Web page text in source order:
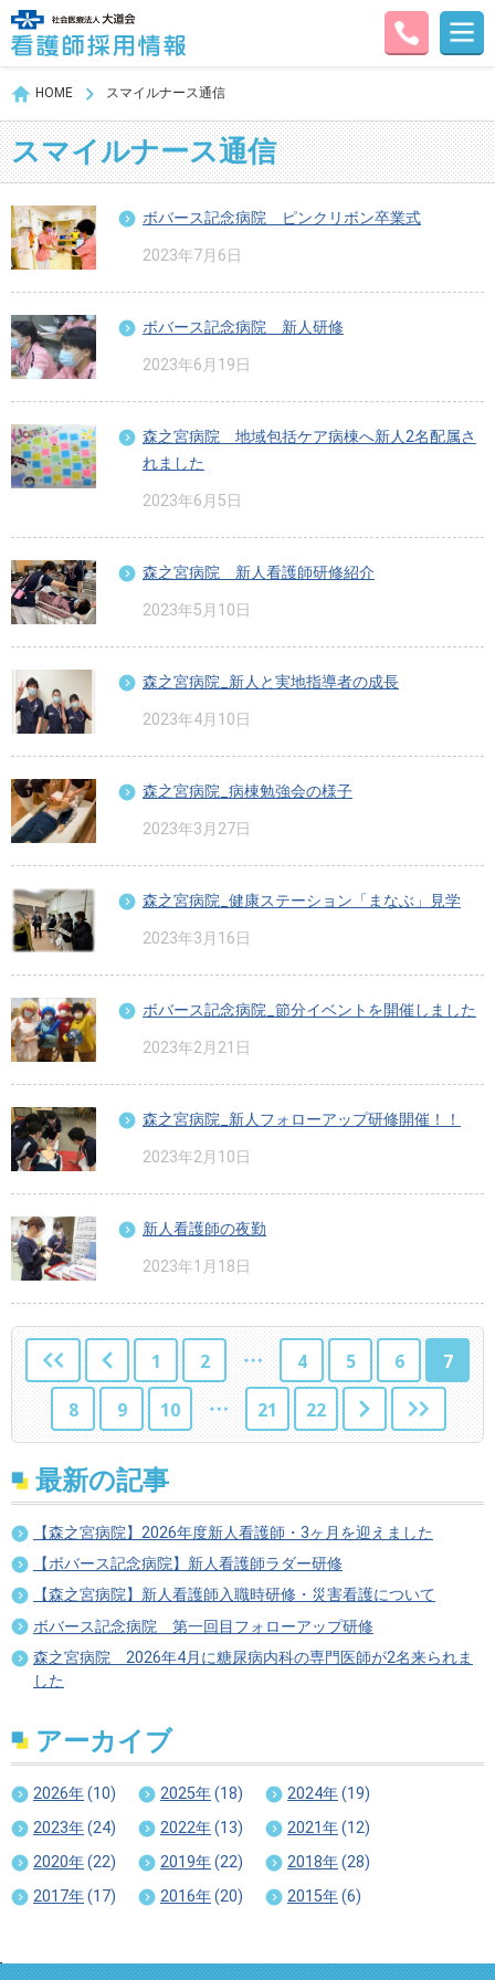
HOME スマイルナース通信
スマイルナース通信
ボバース記念病院 ピンクリボン卒業式
2023年7月6日
ボバース記念病院 新人研修
2023年6月19日
森之宮病院 地域包括ケア病棟へ新人2名配属さ
れました
2023年6月5日
森之宮病院 新人看護師研修紹介
2023年5月10日
森之宮病院_新人と実地指導者の成長
2023年4月10日
森之宮病院_病棟勉強会の様子
2023年3月27日
森之宮病院_健康ステーション「まなぶ」見学
2023年3月16日
ボバース記念病院_節分イベントを開催しました
2023年2月21日
森之宮病院_新人フォローアップ研修開催！！
2023年2月10日
新人看護師の夜勤
2023年1月18日
1 2 4 5 6 7
8 9 10 21 22
最新の記事
【森之宮病院】2026年度新人看護師・3ヶ月を迎えました
【ボバース記念病院】新人看護師ラダー研修
【森之宮病院】新人看護師入職時研修・災害看護について
ボバース記念病院 第一回目フォローアップ研修
森之宮病院 2026年4月に糖尿病内科の専門医師が2名来られま
した
アーカイブ
2026年(10) 2025年(18) 2024年(19)
2023年(24) 2022年(13) 2021年(12)
2020年(22) 2019年(22) 2018年(28)
2017年(17) 2016年(20) 2015年(6)